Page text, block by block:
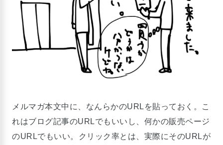
メルマガ本文中に、なんらかのURLを貼っておく。こ
れはブログ記事のURLでもいいし、何かの販売ページ
のURLでもいい。クリック率とは、実際にそのURLが